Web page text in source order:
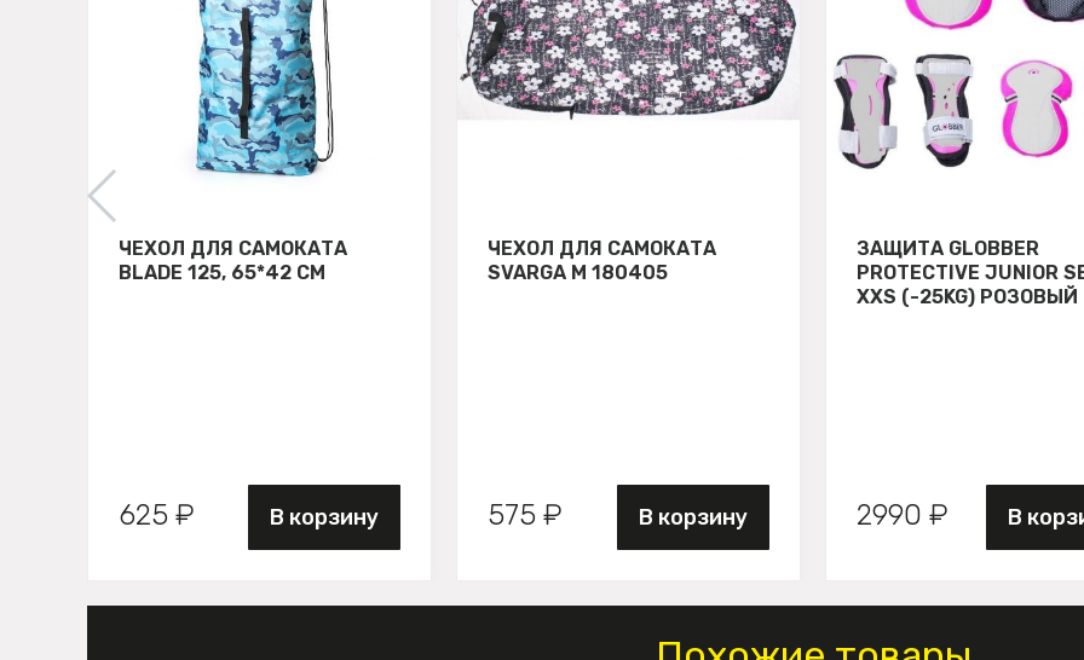
ЧЕХОЛ ДЛЯ САМОКАТА
BLADE 125, 65*42 СМ
625 ₽ В корзину
ЧЕХОЛ ДЛЯ САМОКАТА
SVARGA М 180405
575 ₽ В корзину
ЗАЩИТА GLOBBER
PROTECTIVE JUNIOR
XXS (-25KG) РОЗОВЫЙ
2990 ₽ В